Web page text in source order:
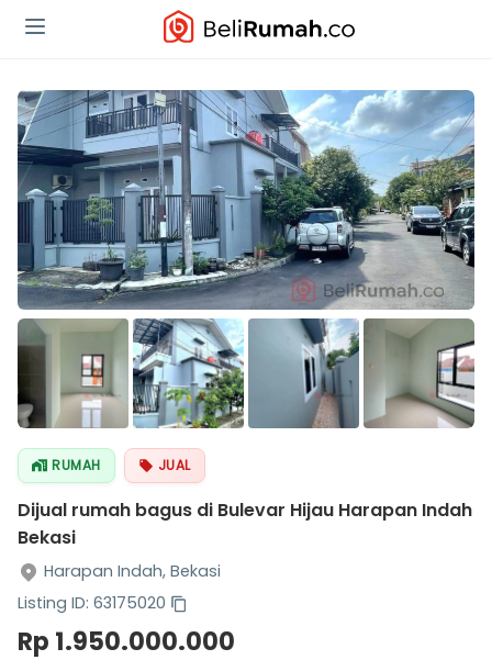
RUMAH JUAL
Dijual rumah bagus di Bulevar Hijau Harapan Indah
Bekasi
Harapan Indah, Bekasi
Listing ID: 63175020
Rp 1.950.000.000